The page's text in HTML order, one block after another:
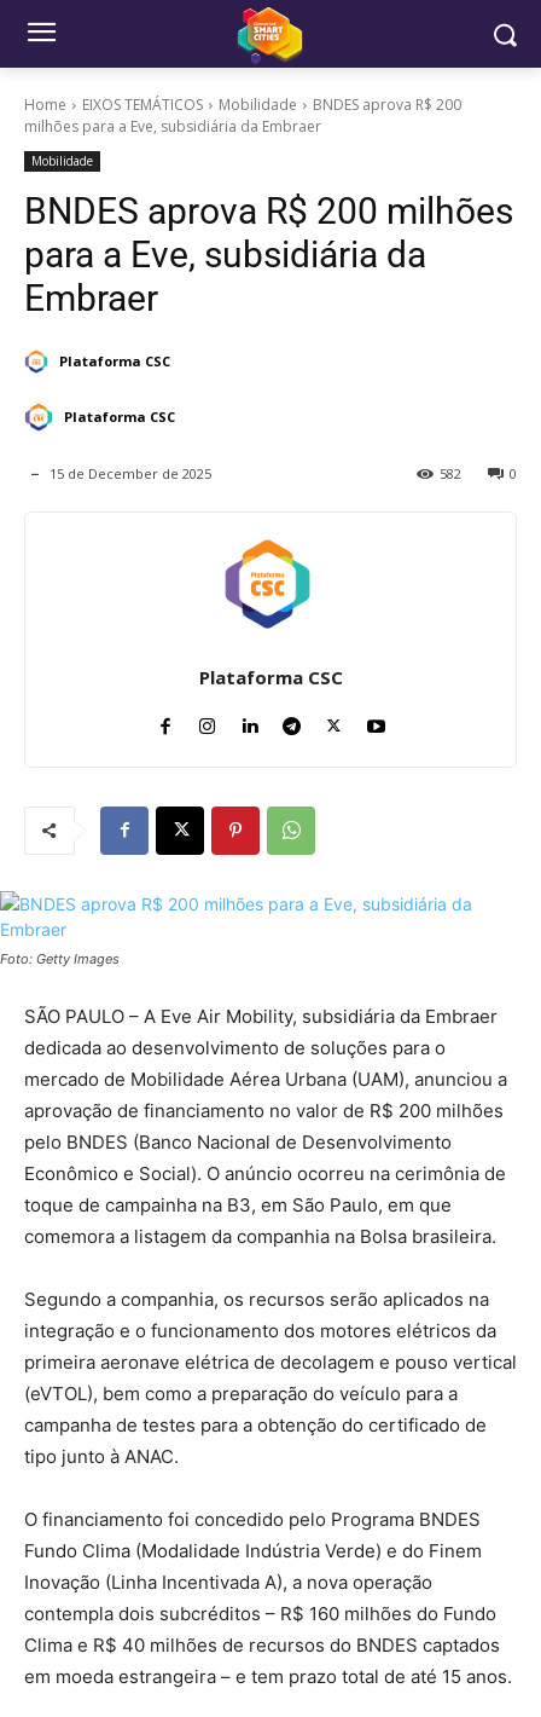
Home EIXOS TEMÁTICOS Mobilidade
BNDES aprova R$ 200
milhões para a Eve, subsidiária da Embraer
Mobilidade
BNDES aprova R$ 200 milhões
para a Eve, subsidiária da
Embraer
Plataforma CSC
Plataforma CSC
15 de December de 2025 0
582
Plataforma CSC
Foto: Getty Images
SÃO PAULO – A Eve Air Mobility, subsidiária da Embraer
dedicada ao desenvolvimento de soluções para o
mercado de Mobilidade Aérea Urbana (UAM), anunciou a
aprovação de financiamento no valor de R$ 200 milhões
pelo BNDES (Banco Nacional de Desenvolvimento
Econômico e Social). O anúncio ocorreu na cerimônia de
toque de campainha na B3, em São Paulo, em que
comemora a listagem da companhia na Bolsa brasileira.
Segundo a companhia, os recursos serão aplicados na
integração e o funcionamento dos motores elétricos da
primeira aeronave elétrica de decolagem e pouso vertical
(eVTOL), bem como a preparação do veículo para a
campanha de testes para a obtenção do certificado de
tipo junto à ANAC.
O financiamento foi concedido pelo Programa BNDES
Fundo Clima (Modalidade Indústria Verde) e do Finem
Inovação (Linha Incentivada A), a nova operação
contempla dois subcréditos – R$ 160 milhões do Fundo
Clima e R$ 40 milhões de recursos do BNDES captados
em moeda estrangeira – e tem prazo total de até 15 anos.